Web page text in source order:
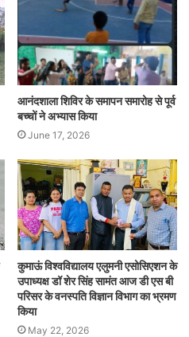
आनंदशाला शिविर के समापन समारोह से पूर्व
बच्चों ने अभ्यास किया
June 17, 2026
कुमाऊं विश्वविद्यालय एलुमनी एसोसिएशन के
उपाध्यक्ष डॉ शेर सिंह सामंत आज डी एस बी
परिसर के वनस्पति विज्ञान विभाग का भ्रमण
किया
May 22, 2026